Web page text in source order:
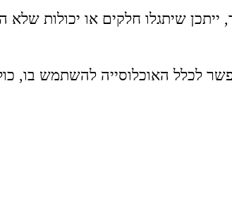
שיתגלו חלקים או יכולות שלא
לכלל האוכלוסייה להשתמש בו,